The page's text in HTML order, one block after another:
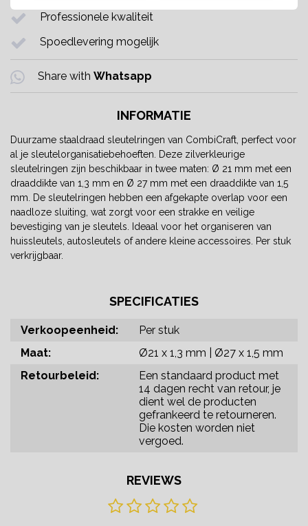
Professionele kwaliteit
Spoedlevering mogelijk
Share with Whatsapp
INFORMATIE
Duurzame staaldraad sleutelringen van CombiCraft, perfect voor
al je sleutelorganisatiebehoeften. Deze zilverkleurige
sleutelringen zijn beschikbaar in twee maten: Ø 21 mm met een
draaddikte van 1,3 mm en Ø 27 mm met een draaddikte van 1,5
mm. De sleutelringen hebben een afgekapte overlap voor een
naadloze sluiting, wat zorgt voor een strakke en veilige
bevestiging van je sleutels. Ideaal voor het organiseren van
huissleutels, autosleutels of andere kleine accessoires. Per stuk
verkrijgbaar.
SPECIFICATIES
Verkoopeenheid:
Per stuk
Maat:
Ø21 x 1,3 mm | Ø27 x 1,5 mm
Retourbeleid:
Een standaard product met
14 dagen recht van retour, je
dient wel de producten
gefrankeerd te retourneren.
Die kosten worden niet
vergoed.
REVIEWS